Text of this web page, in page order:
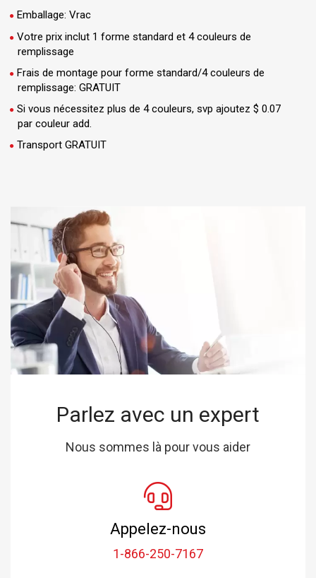
Emballage: Vrac
Votre prix inclut 1 forme standard et 4 couleurs de
remplissage
Frais de montage pour forme standard/4 couleurs de
remplissage: GRATUIT
Si vous nécessitez plus de 4 couleurs, svp ajoutez $ 0.07
par couleur add.
Transport GRATUIT
Parlez avec un expert
Nous sommes là pour vous aider
Appelez-nous
1-866-250-7167